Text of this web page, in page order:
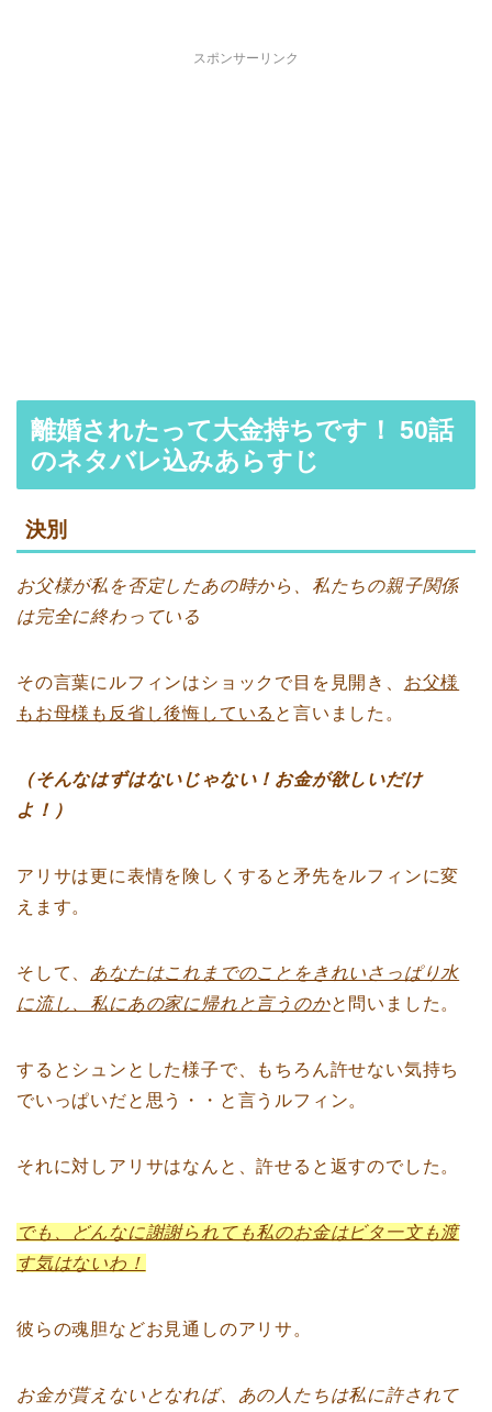
スポンサーリンク
離婚されたって大金持ちです！ 50話
のネタバレ込みあらすじ
決別
お父様が私を否定したあの時から、私たちの親子関係
は完全に終わっている
その言葉にルフィンはショックで目を見開き、 お父様
もお母様も反省し後悔している と言いました。
（そんなはずはないじゃない！お金が欲しいだけ
よ！）
アリサは更に表情を険しくすると矛先をルフィンに変
えます。
そして、 あなたはこれまでのことをきれいさっぱり水
に流し、私にあの家に帰れと言うのかと問いました。
するとシュンとした様子で、もちろん許せない気持ち
でいっぱいだと思う・・と言うルフィン。
それに対しアリサはなんと、許せると返すのでした。
でも、どんなに謝謝られても私のお金はビタ一文も渡
す気はないわ！
彼らの魂胆などお見通しのアリサ。
お金が貰えないとなれば、あの人たちは私に許されて